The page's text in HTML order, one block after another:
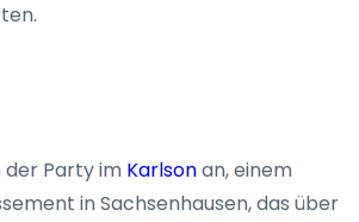
der Party im Karlsonan, einem
in Sachsenhausen, das über